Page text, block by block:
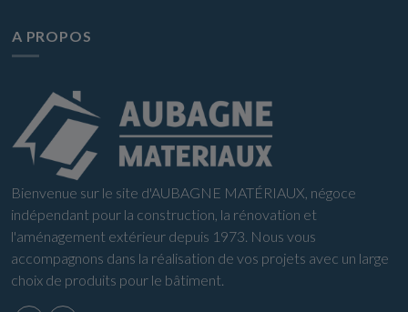
A PROPOS
Bienvenue sur le site d'AUBAGNE MATÉRIAUX, négoce
indépendant pour la construction, la rénovation et
l'aménagement extérieur depuis 1973. Nous vous
accompagnons dans la réalisation de vos projets avec un large
choix de produits pour le bâtiment.